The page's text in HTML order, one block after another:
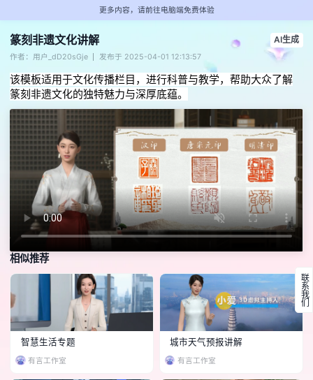
更多内容，请前往电脑端免费体验
篆刻非遗文化讲解 AI生成
作者：用户_dD20sGje 发布于 2025-04-01 12:13:57
该模板适用于文化传播栏目，进行科普与教学，帮助大众了解
篆刻非遗文化的独特魅力与深厚底蕴。
相似推荐
智慧生活专题
有言工作室
城市天气预报讲解
有言工作室
联系我们